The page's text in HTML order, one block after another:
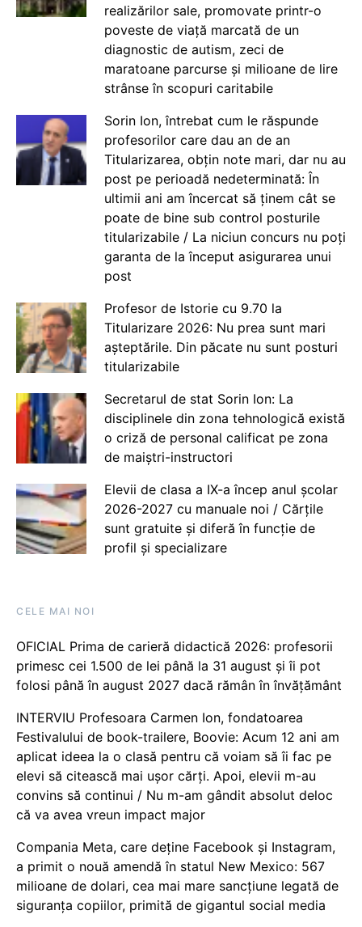
realizărilor sale, promovate printr-o
poveste de viață marcată de un
diagnostic de autism, zeci de
maratoane parcurse și milioane de lire
strânse în scopuri caritabile
Sorin Ion, întrebat cum le răspunde
profesorilor care dau an de an
Titularizarea, obțin note mari, dar nu au
post pe perioadă nedeterminată: În
ultimii ani am încercat să ținem cât se
poate de bine sub control posturile
titularizabile / La niciun concurs nu poți
garanta de la început asigurarea unui
post
Profesor de Istorie cu 9.70 la
Titularizare 2026: Nu prea sunt mari
așteptările. Din păcate nu sunt posturi
titularizabile
Secretarul de stat Sorin Ion: La
disciplinele din zona tehnologică există
o criză de personal calificat pe zona
de maiștri-instructori
Elevii de clasa a IX-a încep anul școlar
2026-2027 cu manuale noi / Cărțile
sunt gratuite și diferă în funcție de
profil și specializare
CELE MAI NOI
OFICIAL Prima de carieră didactică 2026: profesorii
primesc cei 1.500 de lei până la 31 august și îi pot
folosi până în august 2027 dacă rămân în învățământ
INTERVIU Profesoara Carmen Ion, fondatoarea
Festivalului de book-trailere, Boovie: Acum 12 ani am
aplicat ideea la o clasă pentru că voiam să îi fac pe
elevi să citească mai ușor cărți. Apoi, elevii m-au
convins să continui / Nu m-am gândit absolut deloc
că va avea vreun impact major
Compania Meta, care deține Facebook și Instagram,
a primit o nouă amendă în statul New Mexico: 567
milioane de dolari, cea mai mare sancțiune legată de
siguranța copiilor, primită de gigantul social media